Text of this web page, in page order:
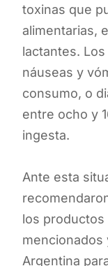
toxinas que
alimentarias,
lactantes.
náuseas y
consumo, o
entre ocho y
ingesta.
Ante esta
los
mencionados
Argentina